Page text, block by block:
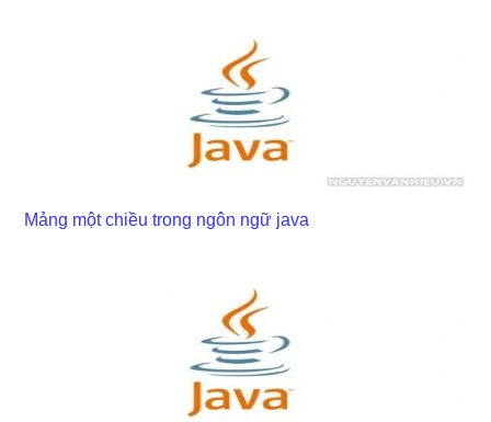
Mảng một chiều trong ngôn ngữ java